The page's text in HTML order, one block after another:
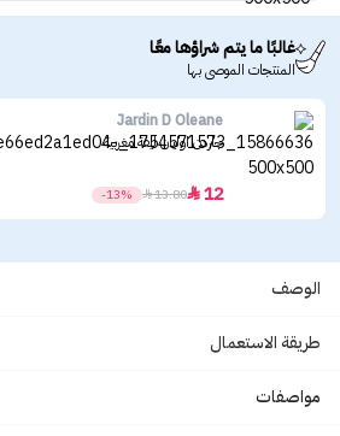
غالبًا ما يتم شراؤها معًا
المنتجات الموصى بها
Jardin D Oleane
جاردن اوليان ليفة مغربية
12

13.80

-13%
الوصف
طريقة الاستعمال
مواصفات